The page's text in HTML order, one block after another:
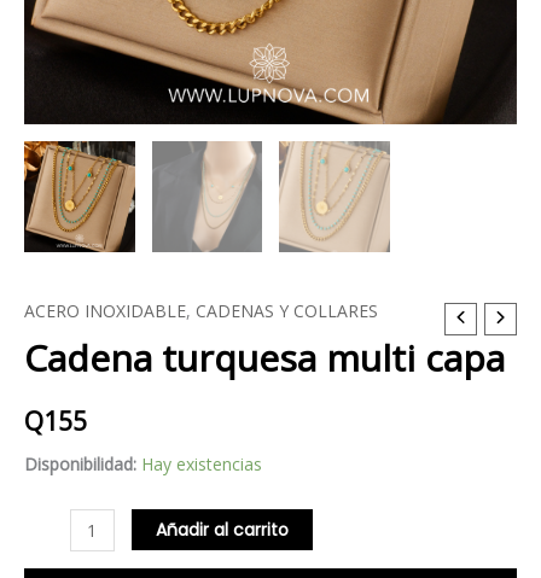
ACERO INOXIDABLE, CADENAS Y COLLARES
Cadena turquesa multi capa
Q155
Disponibilidad: Hay existencias
Cadena
turquesa
multi
capa
cantidad
Añadir al carrito